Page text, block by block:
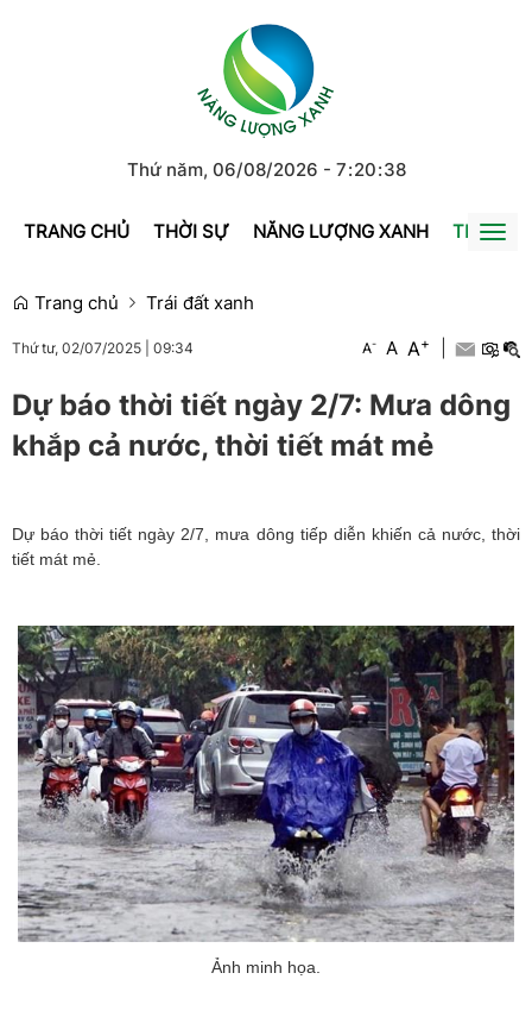
Thứ năm, 06/08/2026 - 7:20:39
TRANG CHỦ THỜI SỰ NĂNG LƯỢNG XANH TRÁI
Trang chủ
Trái đất xanh
Thứ tư, 02/07/2025 09:34 A- A A+
Dự báo thời tiết ngày 2/7: Mưa dông
khắp cả nước, thời tiết mát mẻ
Dự báo thời tiết ngày 2/7, mưa dông tiếp diễn khiến cả nước, thời
tiết mát mẻ.
Ảnh minh họa.